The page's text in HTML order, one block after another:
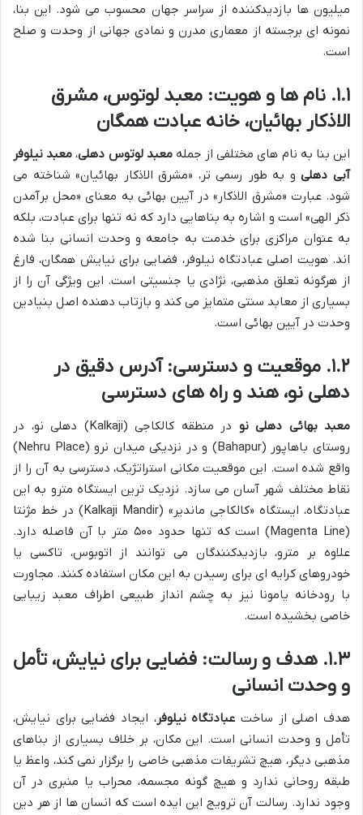
میلیون ها بازدیدکننده از سراسر جهان محسوب می شود. این بنا،
نمونه ای برجسته از معماری مدرن و نمادی جهانی از وحدت و صلح
است.
۱.۱. نام ها و هویت: معبد لوتوس، مشرق
الاذکار بهائیان، خانه عبادت همگان
این بنا به نام های مختلفی از جملهمعبد لوتوس دهلی، معبد نیلوفر
آبی دهلیو به طور رسمی تر، «مشرق الاذکار بهائیان» شناخته می
شود. عبارت «مشرق الاذکار» در آیین بهائی به معنای «محل برآمدن
ذکر الهی» است و اشاره به بناهایی دارد که نه تنها برای عبادت، بلکه
به عنوان مراکزی برای خدمت به جامعه و وحدت انسانی بنا شده
اند. هویت اصلی عبادتگاه نیلوفر، فضایی برای نیایش همگان، فارغ
از هرگونه تعلق مذهبی، نژادی یا جنسیتی است. این ویژگی آن را از
بسیاری از معابد سنتی متمایز می کند و بازتاب دهنده اصل بنیادین
وحدت در آیین بهائی است.
۱.۲. موقعیت و دسترسی: آدرس دقیق در
دهلی نو، هند و راه های دسترسی
معبد بهائی دهلی نو
در منطقه کالکاجی (Kalkaji) دهلی نو، در
روستای باهاپور (Bahapur) و در نزدیکی میدان نرو (Nehru Place)
واقع شده است. این موقعیت مکانی استراتژیک، دسترسی به آن را از
نقاط مختلف شهر آسان می سازد. نزدیک ترین ایستگاه مترو به این
عبادتگاه، ایستگاه «کالکاجی ماندیر» (Kalkaji Mandir) در خط مژنتا
(Magenta Line) است که تنها حدود ۵۰۰ متر با آن فاصله دارد.
علاوه بر مترو، بازدیدکنندگان می توانند از اتوبوس، تاکسی یا
خودروهای کرایه ای برای رسیدن به این مکان استفاده کنند. مجاورت
با رودخانه یامونا نیز به چشم انداز طبیعی اطراف معبد زیبایی
خاصی بخشیده است.
۱.۳. هدف و رسالت: فضایی برای نیایش، تأمل
و وحدت انسانی
هدف اصلی از ساخت عبادتگاه نیلوفر، ایجاد فضایی برای نیایش،
تأمل و وحدت انسانی است. این مکان، بر خلاف بسیاری از بناهای
مذهبی دیگر، هیچ تشریفات مذهبی خاصی را برگزار نمی کند، واعظ یا
طبقه روحانی ندارد و هیچ گونه مجسمه، محراب یا منبری در آن
وجود ندارد. رسالت آن ترویج این ایده است که انسان ها از هر دین